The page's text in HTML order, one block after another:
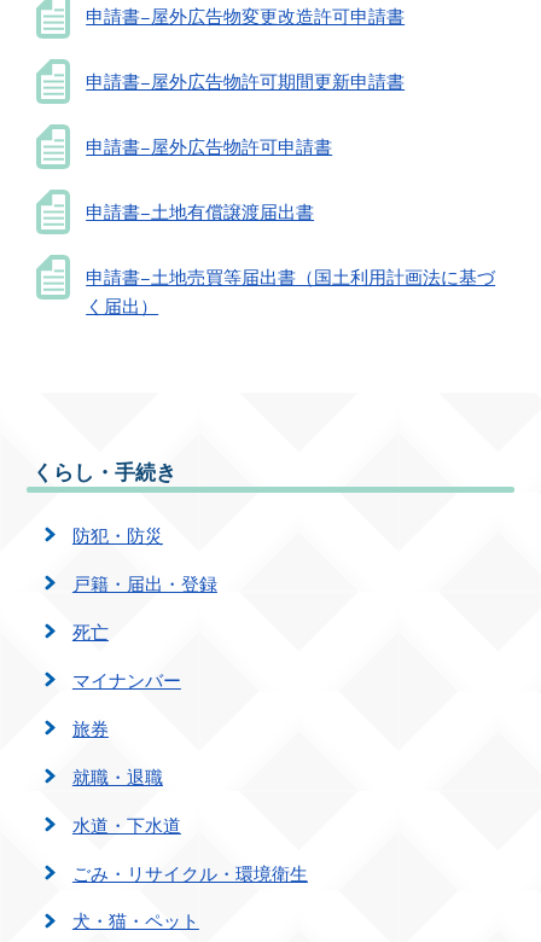
申請書−屋外広告物変更改造許可申請書
申請書−屋外広告物許可期間更新申請書
申請書−屋外広告物許可申請書
申請書−土地有償譲渡届出書
申請書−土地売買等届出書（国土利用計画法に基づ
く届出）
くらし・手続き
防犯・防災
戸籍・届出・登録
死亡
マイナンバー
旅券
就職・退職
水道・下水道
ごみ・リサイクル・環境衛生
犬・猫・ペット